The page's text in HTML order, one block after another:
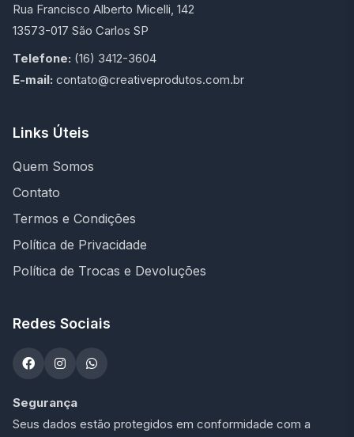
Rua Francisco Alberto Micelli, 142
13573-017 São Carlos SP
Telefone: (16) 3412-3604
E-mail: contato@creativeprodutos.com.br
Links Úteis
Quem Somos
Contato
Termos e Condições
Política de Privacidade
Política de Trocas e Devoluções
Redes Sociais
Segurança
Seus dados estão protegidos em conformidade com a